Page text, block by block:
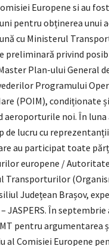
Europene si au
pentru obținerea unui
cu Ministerul
preliminară privind
Plan-ului General
Programului
(POIM), condiționate
aeroporturile noi. În luna
de lucru cu
au participat toate
europene /
Transporturilor
Județean Brașov,
JASPERS. În
pentru argumentarea
al Comisiei Europene